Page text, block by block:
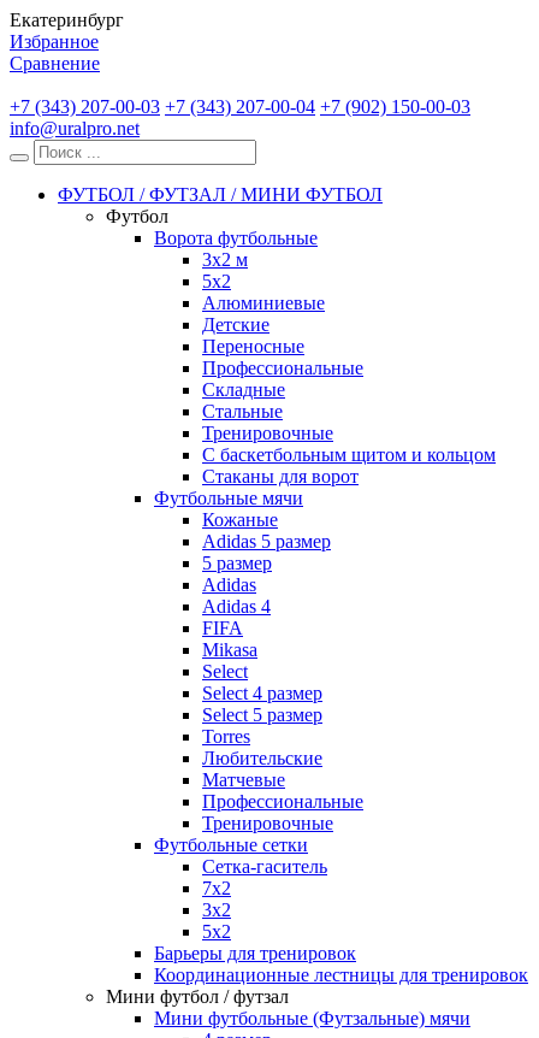
Екатеринбург
Избранное
Сравнение
+7 (343) 207-00-03 +7 (343) 207-00-04 +7 (902) 150-00-03
info@uralpro.net
ФУТБОЛ / ФУТЗАЛ / МИНИ ФУТБОЛ
Футбол
Ворота футбольные
3х2 м
5х2
Алюминиевые
Детские
Переносные
Профессиональные
Складные
Стальные
Тренировочные
С баскетбольным щитом и кольцом
Стаканы для ворот
Футбольные мячи
Кожаные
Adidas 5 размер
5 размер
Adidas
Adidas 4
FIFA
Mikasa
Select
Select 4 размер
Select 5 размер
Torres
Любительские
Матчевые
Профессиональные
Тренировочные
Футбольные сетки
Сетка-гаситель
7x2
3х2
5х2
Барьеры для тренировок
Координационные лестницы для тренировок
Мини футбол / футзал
Мини футбольные (Футзальные) мячи